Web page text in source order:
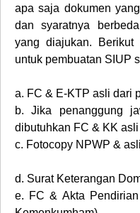
apa saja dokumen
dan syaratnya
yang diajukan. Berikut
untuk pembuatan SIUP
a. FC & E-KTP asli dari
b.
Jika penanggung
dibutuhkan FC & KK asli
c. Fotocopy NPWP & asli
d. Surat Keterangan
e. FC & Akta